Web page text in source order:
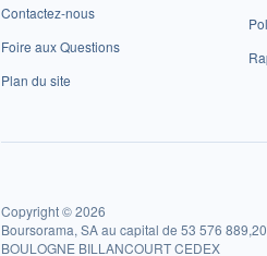
Contactez-nous
Foire aux Questions
Plan du site
Copyright © 2026
Boursorama, SA au capital de 53 576
BOULOGNE BILLANCOURT CEDEX